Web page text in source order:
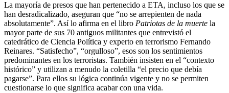
La mayoría de presos que han pertenecido a ETA, incluso los que se
han desradicalizado, aseguran que “no se arrepienten de nada
absolutamente”. Así lo afirma en el libro Patriotas de la muerte la
mayor parte de sus 70 antiguos militantes que entrevistó el
catedrático de Ciencia Política y experto en terrorismo Fernando
Reinares. “Satisfecho”, “orgulloso”, esos son los sentimientos
predominantes en los terroristas. También insisten en el “contexto
histórico” y utilizan a menudo la coletilla “el precio que debía
pagarse”. Para ellos su lógica continúa vigente y no se permiten
cuestionarse lo que significa acabar con una vida.